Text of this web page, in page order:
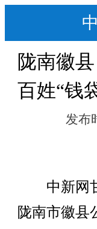
陇南徽
百姓“钱
发布
中新网甘
陇南市徽县